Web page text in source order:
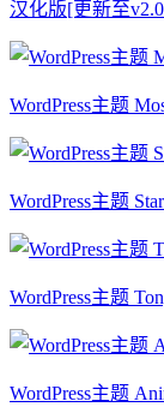
汉化版[更新至
WordPress主题
WordPress主题
WordPress主题
WordPress主题